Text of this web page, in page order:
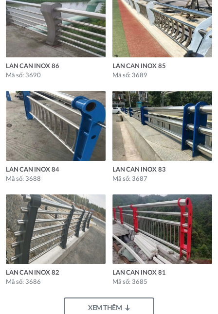
LAN CAN INOX 86
Mã số: 3690
LAN CAN INOX 85
Mã số: 3689
LAN CAN INOX 84
Mã số: 3688
LAN CAN INOX 83
Mã số: 3687
LAN CAN INOX 82
Mã số: 3686
LAN CAN INOX 81
Mã số: 3685
XEM THÊM